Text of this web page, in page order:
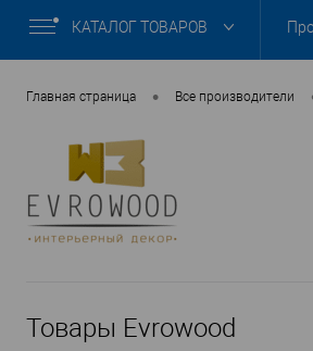
КАТАЛОГ ТОВАРОВ
Главная страница • Все производители
Товары Evrowood